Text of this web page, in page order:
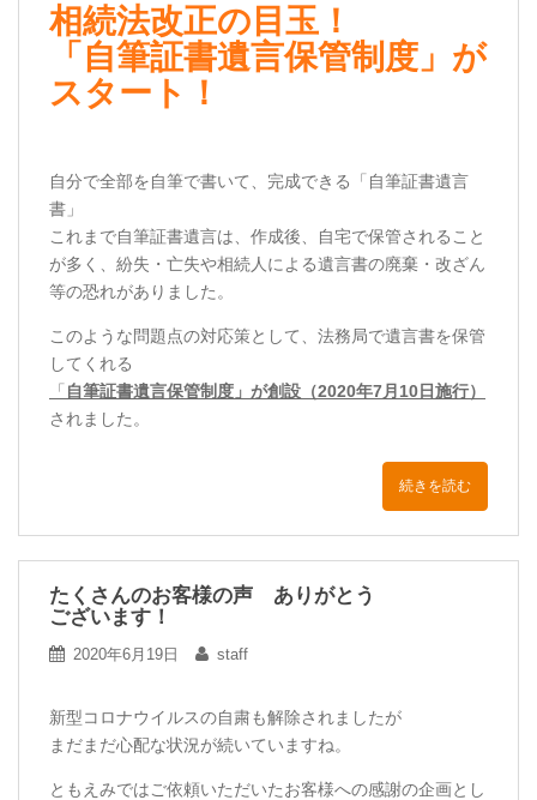
相続法改正の目玉！
「自筆証書遺言保管制度」が
スタート！
自分で全部を自筆で書いて、完成できる「自筆証書遺言
書」
これまで自筆証書遺言は、作成後、自宅で保管されること
が多く、紛失・亡失や相続人による遺言書の廃棄・改ざん
等の恐れがありました。
このような問題点の対応策として、法務局で遺言書を保管
してくれる
「 自筆証書遺言保管制度」が創設（2020年7月 10日施行）
されました。
続きを読む
たくさんのお客様の声 ありがとう
ございます！
2020年6月19日 staff
新型コロナウイルスの自粛も解除されましたが
まだまだ心配な状況が続いていますね。
ともえみではご依頼いただいたお客様への感謝の企画とし